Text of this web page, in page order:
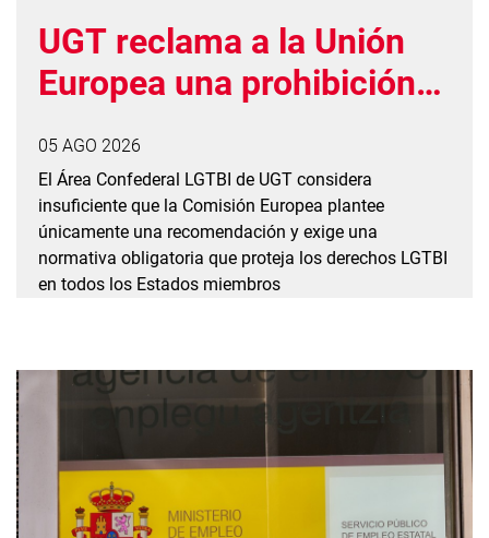
UGT reclama a la Unión
Europea una prohibición
prácticas de conversión
05 AGO 2026
El Área Confederal LGTBI de UGT considera
insuficiente que la Comisión Europea plantee
únicamente una recomendación y exige una
normativa obligatoria que proteja los derechos LGTBI
en todos los Estados miembros